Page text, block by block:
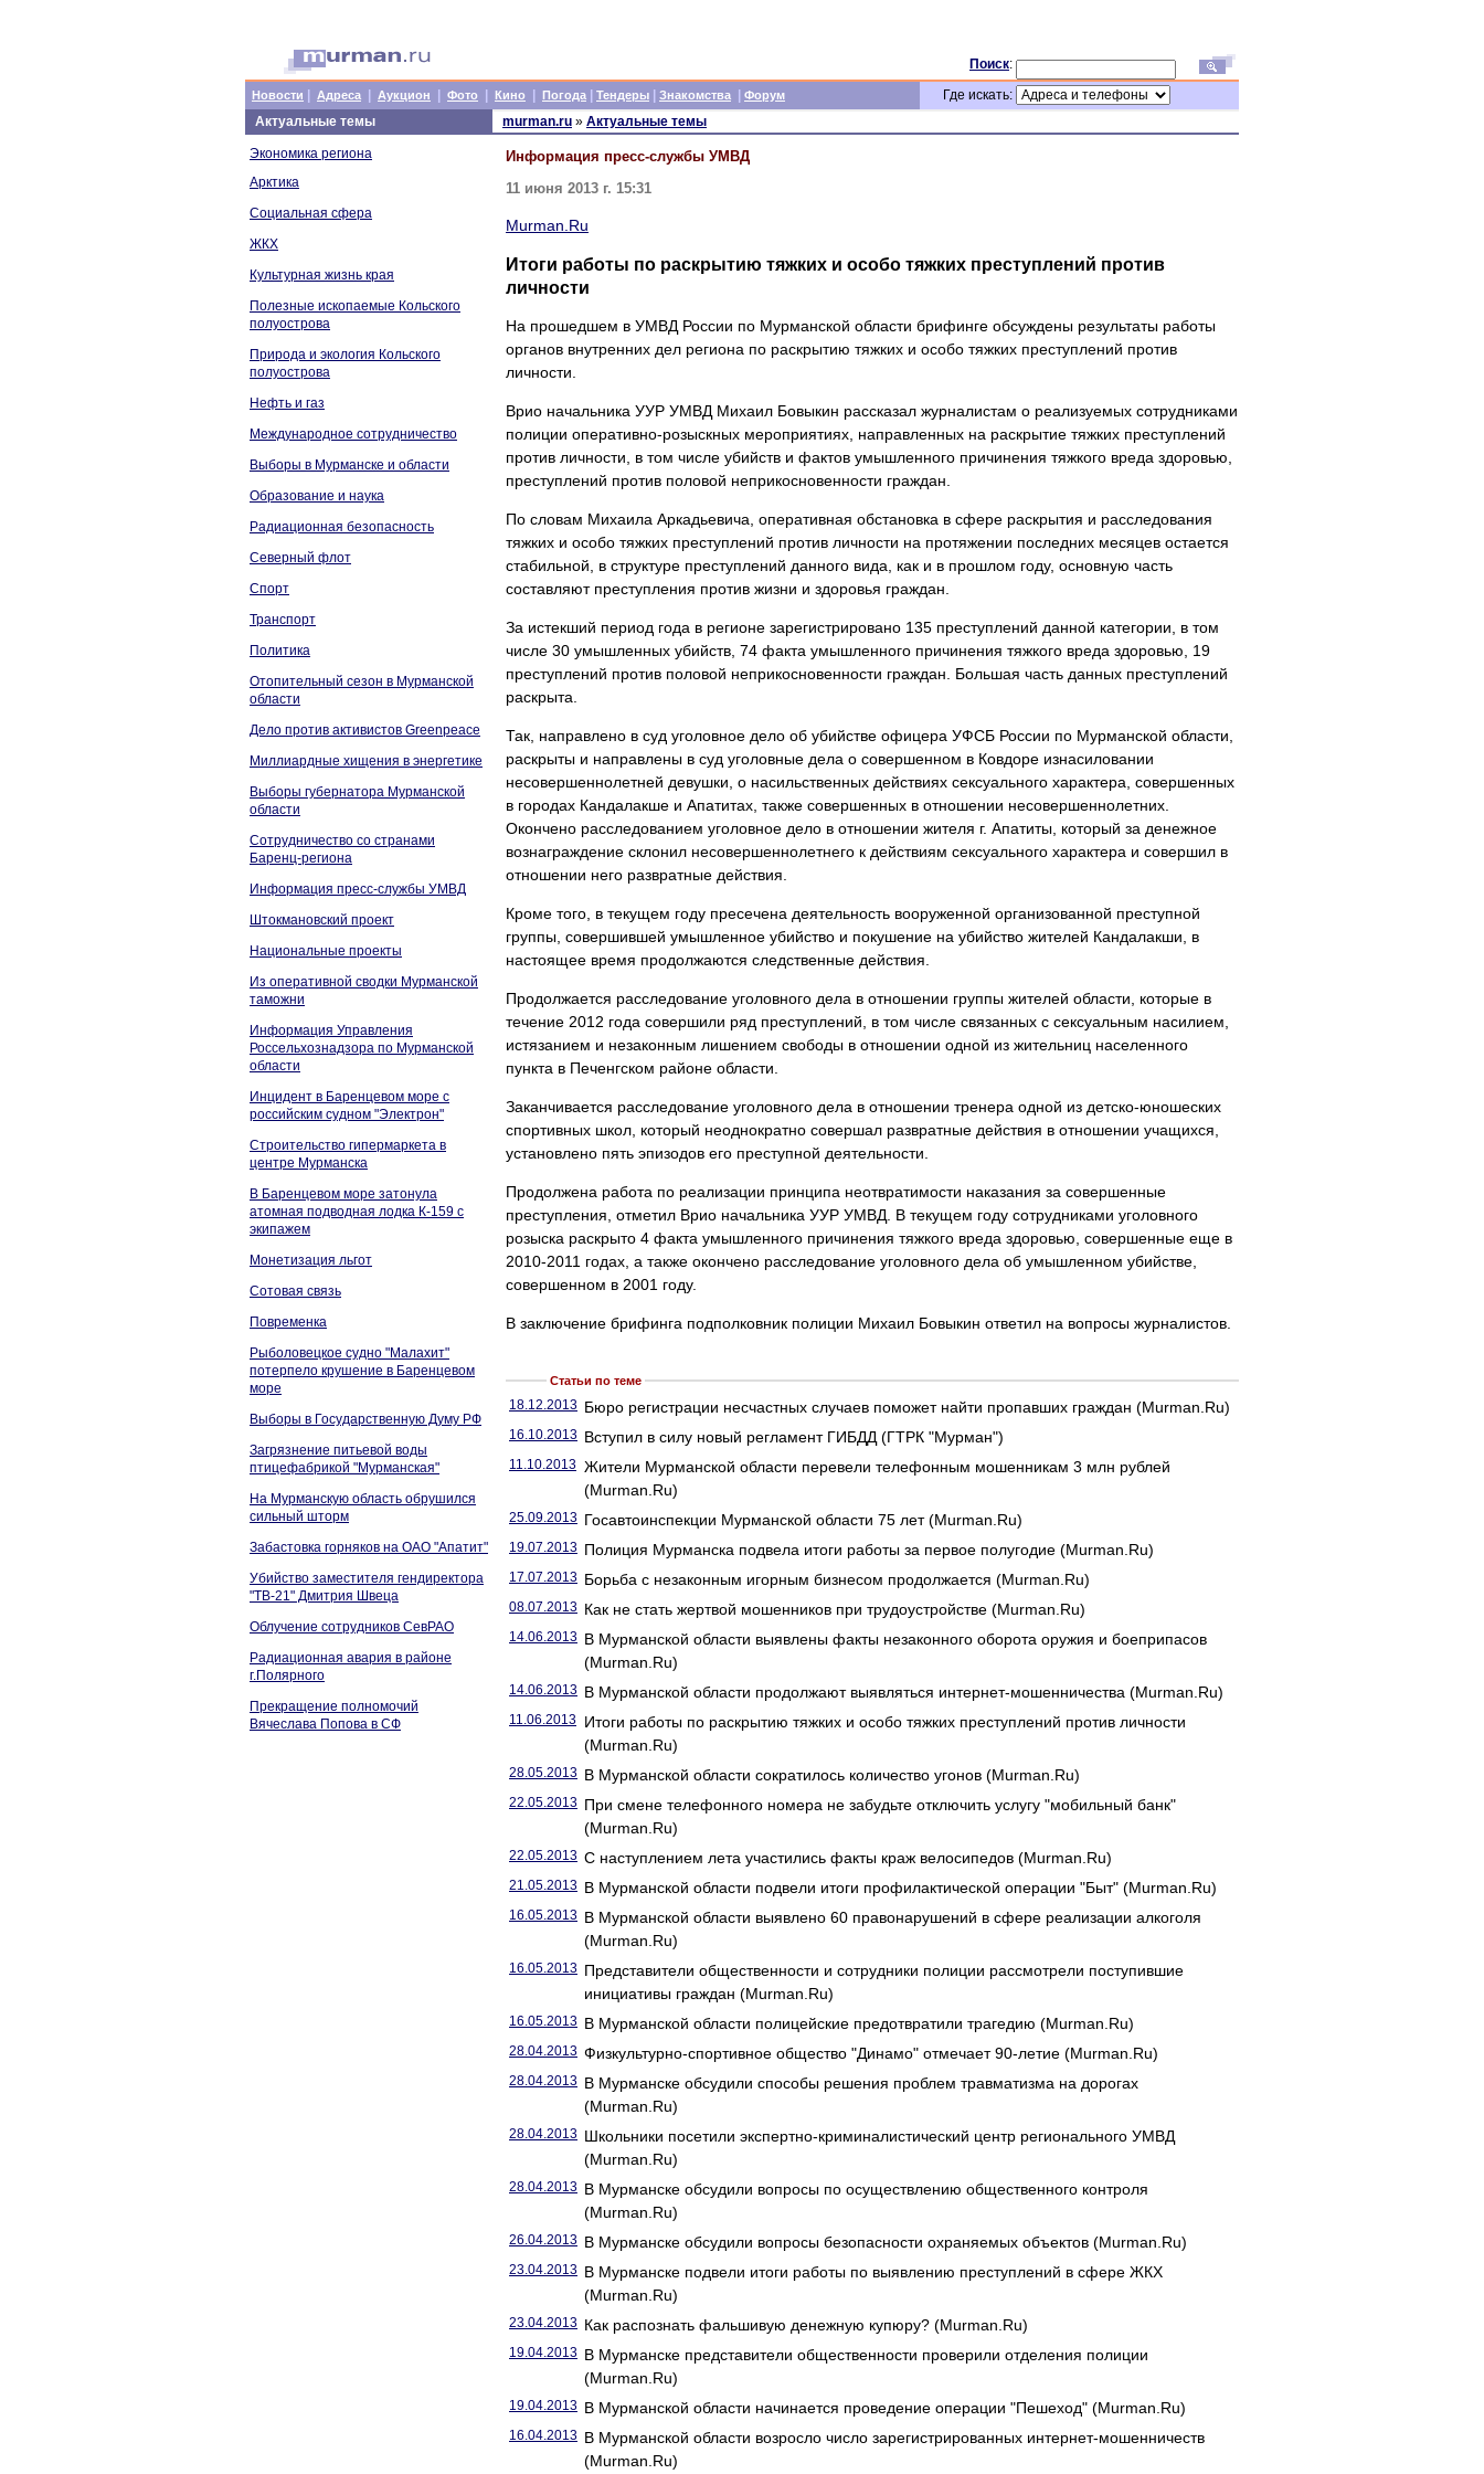
Поиск:
Новости Адреса Аукцион Фото Кино Погода Тендеры Знакомства Форум
Где искать:
Актуальные темы
Экономика региона
Арктика
Социальная сфера
ЖКХ
Культурная жизнь края
Полезные ископаемые Кольского
полуострова
Природа и экология Кольского
полуострова
Нефть и газ
Международное сотрудничество
Выборы в Мурманске и области
Образование и наука
Радиационная безопасность
Северный флот
Спорт
Транспорт
Политика
Отопительный сезон в Мурманской
области
Дело против активистов Greenpeace
Миллиардные хищения в энергетике
Выборы губернатора Мурманской
области
Сотрудничество со странами
Баренц-региона
Информация пресс-службы УМВД
Штокмановский проект
Национальные проекты
Из оперативной сводки Мурманской
таможни
Информация Управления
Россельхознадзора по Мурманской
области
Инцидент в Баренцевом море с
российским судном "Электрон"
Строительство гипермаркета в
центре Мурманска
В Баренцевом море затонула
атомная подводная лодка К-159 с
экипажем
Монетизация льгот
Сотовая связь
Повременка
Рыболовецкое судно "Малахит"
потерпело крушение в Баренцевом
море
Выборы в Государственную Думу РФ
Загрязнение питьевой воды
птицефабрикой "Мурманская"
На Мурманскую область обрушился
сильный шторм
Забастовка горняков на ОАО "Апатит"
Убийство заместителя гендиректора
"ТВ-21" Дмитрия Швеца
Облучение сотрудников СевРАО
Радиационная авария в районе
г.Полярного
Прекращение полномочий
Вячеслава Попова в СФ
murman.ru » Актуальные темы
Информация пресс-службы УМВД
11 июня 2013 г. 15:31
Murman.Ru
Итоги работы по раскрытию тяжких и особо тяжких преступлений против
личности
На прошедшем в УМВД России по Мурманской области брифинге обсуждены результаты работы
органов внутренних дел региона по раскрытию тяжких и особо тяжких преступлений против
личности.
Врио начальника УУР УМВД Михаил Бовыкин рассказал журналистам о реализуемых сотрудниками
полиции оперативно-розыскных мероприятиях, направленных на раскрытие тяжких преступлений
против личности, в том числе убийств и фактов умышленного причинения тяжкого вреда здоровью,
преступлений против половой неприкосновенности граждан.
По словам Михаила Аркадьевича, оперативная обстановка в сфере раскрытия и расследования
тяжких и особо тяжких преступлений против личности на протяжении последних месяцев остается
стабильной, в структуре преступлений данного вида, как и в прошлом году, основную часть
составляют преступления против жизни и здоровья граждан.
За истекший период года в регионе зарегистрировано 135 преступлений данной категории, в том
числе 30 умышленных убийств, 74 факта умышленного причинения тяжкого вреда здоровью, 19
преступлений против половой неприкосновенности граждан. Большая часть данных преступлений
раскрыта.
Так, направлено в суд уголовное дело об убийстве офицера УФСБ России по Мурманской области,
раскрыты и направлены в суд уголовные дела о совершенном в Ковдоре изнасиловании
несовершеннолетней девушки, о насильственных действиях сексуального характера, совершенных
в городах Кандалакше и Апатитах, также совершенных в отношении несовершеннолетних.
Окончено расследованием уголовное дело в отношении жителя г. Апатиты, который за денежное
вознаграждение склонил несовершеннолетнего к действиям сексуального характера и совершил в
отношении него развратные действия.
Кроме того, в текущем году пресечена деятельность вооруженной организованной преступной
группы, совершившей умышленное убийство и покушение на убийство жителей Кандалакши, в
настоящее время продолжаются следственные действия.
Продолжается расследование уголовного дела в отношении группы жителей области, которые в
течение 2012 года совершили ряд преступлений, в том числе связанных с сексуальным насилием,
истязанием и незаконным лишением свободы в отношении одной из жительниц населенного
пункта в Печенгском районе области.
Заканчивается расследование уголовного дела в отношении тренера одной из детско-юношеских
спортивных школ, который неоднократно совершал развратные действия в отношении учащихся,
установлено пять эпизодов его преступной деятельности.
Продолжена работа по реализации принципа неотвратимости наказания за совершенные
преступления, отметил Врио начальника УУР УМВД. В текущем году сотрудниками уголовного
розыска раскрыто 4 факта умышленного причинения тяжкого вреда здоровью, совершенные еще в
2010-2011 годах, а также окончено расследование уголовного дела об умышленном убийстве,
совершенном в 2001 году.
В заключение брифинга подполковник полиции Михаил Бовыкин ответил на вопросы журналистов.
Статьи по теме
18.12.2013 Бюро регистрации несчастных случаев поможет найти пропавших граждан (Murman.Ru)
16.10.2013 Вступил в силу новый регламент ГИБДД (ГТРК "Мурман")
11.10.2013 Жители Мурманской области перевели телефонным мошенникам 3 млн рублей
(Murman.Ru)
25.09.2013 Госавтоинспекции Мурманской области 75 лет (Murman.Ru)
19.07.2013 Полиция Мурманска подвела итоги работы за первое полугодие (Murman.Ru)
17.07.2013 Борьба с незаконным игорным бизнесом продолжается (Murman.Ru)
08.07.2013 Как не стать жертвой мошенников при трудоустройстве (Murman.Ru)
14.06.2013 В Мурманской области выявлены факты незаконного оборота оружия и боеприпасов
(Murman.Ru)
14.06.2013 В Мурманской области продолжают выявляться интернет-мошенничества (Murman.Ru)
11.06.2013 Итоги работы по раскрытию тяжких и особо тяжких преступлений против личности
(Murman.Ru)
28.05.2013 В Мурманской области сократилось количество угонов (Murman.Ru)
22.05.2013 При смене телефонного номера не забудьте отключить услугу "мобильный банк"
(Murman.Ru)
22.05.2013 С наступлением лета участились факты краж велосипедов (Murman.Ru)
21.05.2013 В Мурманской области подвели итоги профилактической операции "Быт" (Murman.Ru)
16.05.2013 В Мурманской области выявлено 60 правонарушений в сфере реализации алкоголя
(Murman.Ru)
16.05.2013 Представители общественности и сотрудники полиции рассмотрели поступившие
инициативы граждан (Murman.Ru)
16.05.2013 В Мурманской области полицейские предотвратили трагедию (Murman.Ru)
28.04.2013 Физкультурно-спортивное общество "Динамо" отмечает 90-летие (Murman.Ru)
28.04.2013 В Мурманске обсудили способы решения проблем травматизма на дорогах
(Murman.Ru)
28.04.2013 Школьники посетили экспертно-криминалистический центр регионального УМВД
(Murman.Ru)
28.04.2013 В Мурманске обсудили вопросы по осуществлению общественного контроля
(Murman.Ru)
26.04.2013 В Мурманске обсудили вопросы безопасности охраняемых объектов (Murman.Ru)
23.04.2013 В Мурманске подвели итоги работы по выявлению преступлений в сфере ЖКХ
(Murman.Ru)
23.04.2013 Как распознать фальшивую денежную купюру? (Murman.Ru)
19.04.2013 В Мурманске представители общественности проверили отделения полиции
(Murman.Ru)
19.04.2013 В Мурманской области начинается проведение операции "Пешеход" (Murman.Ru)
16.04.2013 В Мурманской области возросло число зарегистрированных интернет-мошенничеств
(Murman.Ru)